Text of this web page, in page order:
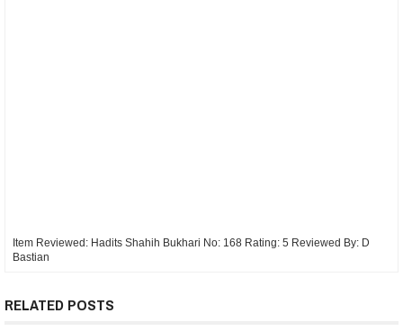
Item Reviewed: Hadits Shahih Bukhari No: 168 Rating: 5 Reviewed By: D
Bastian
RELATED POSTS